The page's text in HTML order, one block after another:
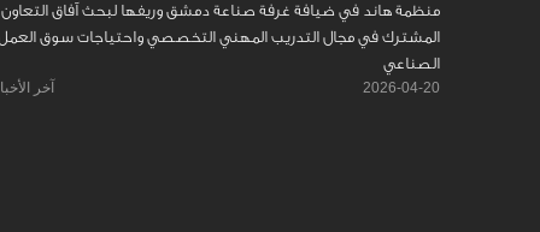
منظمة هاند في ضيافة غرفة صناعة دمشق وريفها لبحث آفاق التعاون
المشترك في مجال التدريب المهني التخصصي واحتياجات سوق
الصناعي
2026-04-20 آخر